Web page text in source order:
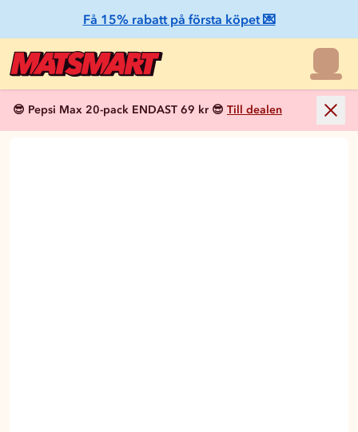
Få 15% rabatt på första köpet 💌
😎 Pepsi Max 20-pack ENDAST 69 kr 😎 Till dealen